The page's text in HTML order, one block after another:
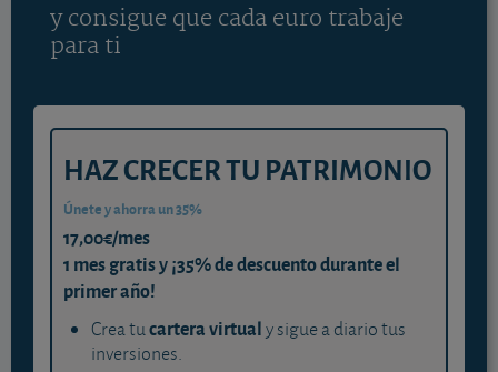
y consigue que cada euro trabaje
para ti
HAZ CRECER TU PATRIMONIO
Únete y ahorra un 35%
17,00€/mes
1 mes gratis y ¡35% de descuento durante el
primer año!
Crea tucartera virtualy sigue a diario tus
inversiones.